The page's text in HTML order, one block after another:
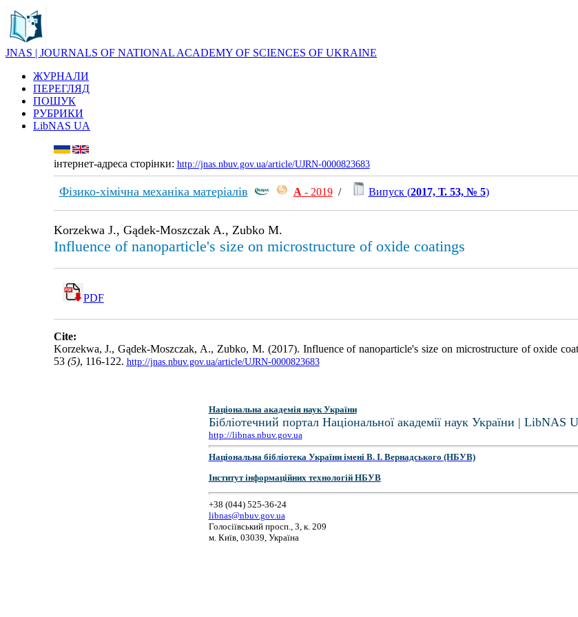
JNAS | JOURNALS OF NATIONAL ACADEMY OF SCIENCES OF UKRAINE
ЖУРНАЛИ
ПЕРЕГЛЯД
ПОШУК
РУБРИКИ
LibNAS UA
інтернет-адреса сторінки: http://jnas.nbuv.gov.ua/article/UJRN-0000823683
Фізико-хімічна механіка матеріалів А - 2019/ Випуск (2017, Т. 53, № 5)
Korzekwa J., Gądek-Moszczak A., Zubko M.
Influence of nanoparticle's size on microstructure of oxide coatings
PDF
Cite:
Korzekwa, J., Gądek-Moszczak, A., Zubko, M. (2017). Influence of nanoparticle's size on microstructure of oxide
53 (5), 116-122. http://jnas.nbuv.gov.ua/article/UJRN-0000823683
Національна академія наук України
Бібліотечний портал Національної академії наук України | LibNAS
http://libnas.nbuv.gov.ua
Національна бібліотека України імені В. І. Вернадського (НБУВ)
Інститут інформаційних технологій НБУВ
+38 (044) 525-36-24
libnas@nbuv.gov.ua
Голосіївський просп., 3, к. 209
м. Київ, 03039, Україна